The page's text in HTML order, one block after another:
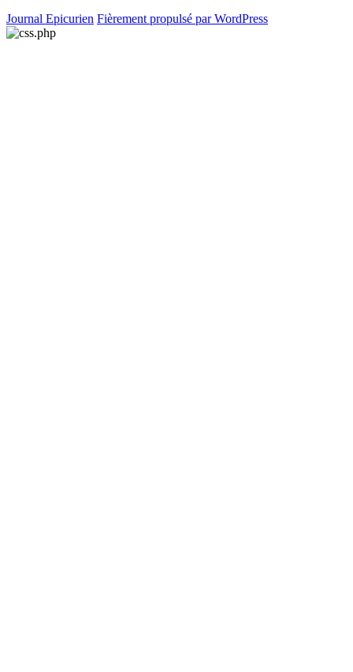
Journal Epicurien Fièrement propulsé par WordPress